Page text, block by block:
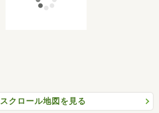
スクロール地図を見る